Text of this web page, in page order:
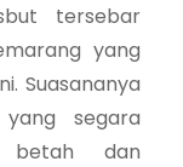
tersebar
yang
Suasananya
segara
betah dan